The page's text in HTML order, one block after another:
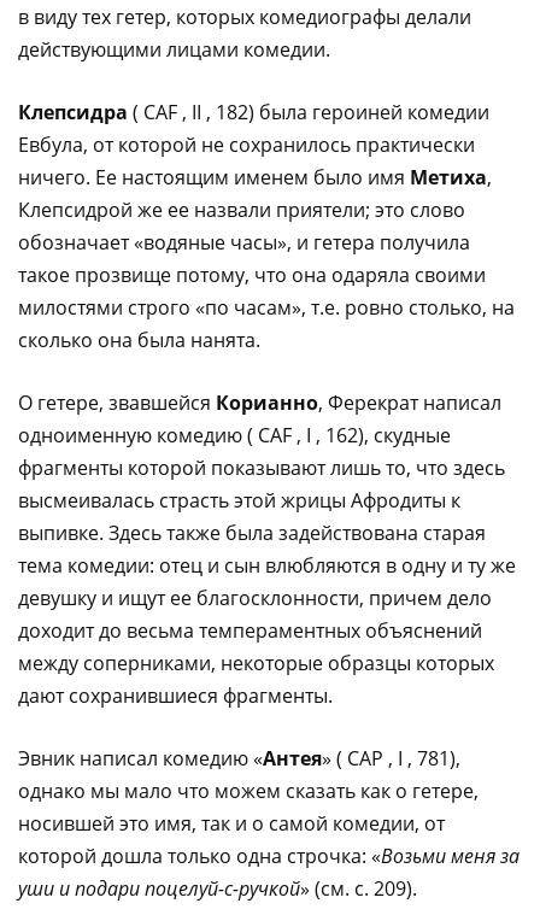
в виду тех гетер, которых комедиографы делали
действующими лицами комедии.
Клепсидра ( CAF , II , 182) была героиней комедии
Евбула, от которой не сохранилось практически
ничего. Ее настоящим именем было имя Метиха,
Клепсидрой же ее назвали приятели; это слово
обозначает «водяные часы», и гетера получила
такое прозвище потому, что она одаряла своими
милостями строго «по часам», т.е. ровно столько, на
сколько она была нанята.
О гетере, звавшейся Корианно, Ферекрат написал
одноименную комедию ( CAF , I , 162), скудные
фрагменты которой показывают лишь то, что здесь
высмеивалась страсть этой жрицы Афродиты к
выпивке. Здесь также была задействована старая
тема комедии: отец и сын влюбляются в одну и ту же
девушку и ищут ее благосклонности, причем дело
доходит до весьма темпераментных объяснений
между соперниками, некоторые образцы которых
дают сохранившиеся фрагменты.
Эвник написал комедию «Антея» ( CAP , I , 781),
однако мы мало что можем сказать как о гетере,
носившей это имя, так и о самой комедии, от
которой дошла только одна строчка: «Возьми меня за
уши и подари поцелуй-с-ручкой» (см. с. 209).